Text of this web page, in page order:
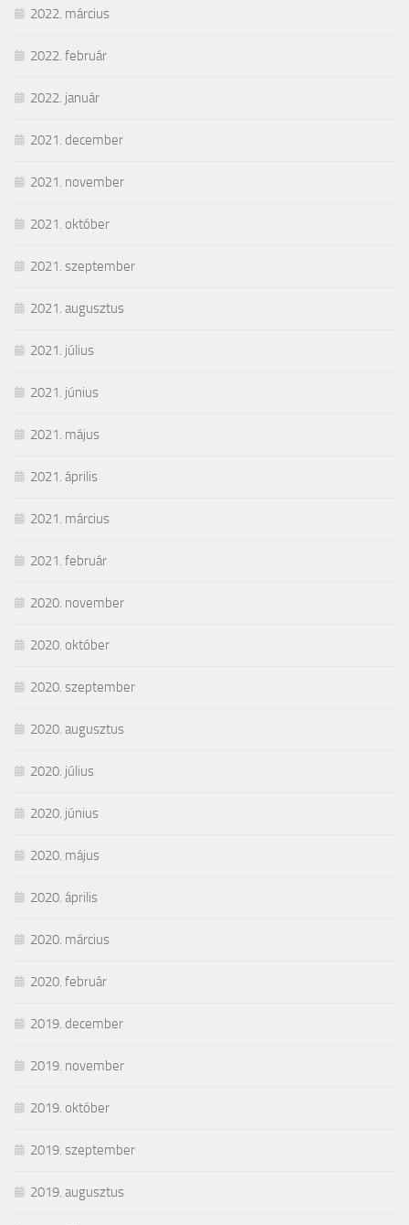
2022. március
2022. február
2022. január
2021. december
2021. november
2021. október
2021. szeptember
2021. augusztus
2021. július
2021. június
2021. május
2021. április
2021. március
2021. február
2020. november
2020. október
2020. szeptember
2020. augusztus
2020. július
2020. június
2020. május
2020. április
2020. március
2020. február
2019. december
2019. november
2019. október
2019. szeptember
2019. augusztus